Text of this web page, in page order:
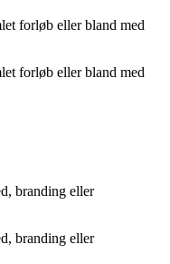
forløb eller bland med
forløb eller bland med
branding eller
branding eller